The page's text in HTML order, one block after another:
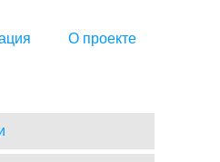
О проекте